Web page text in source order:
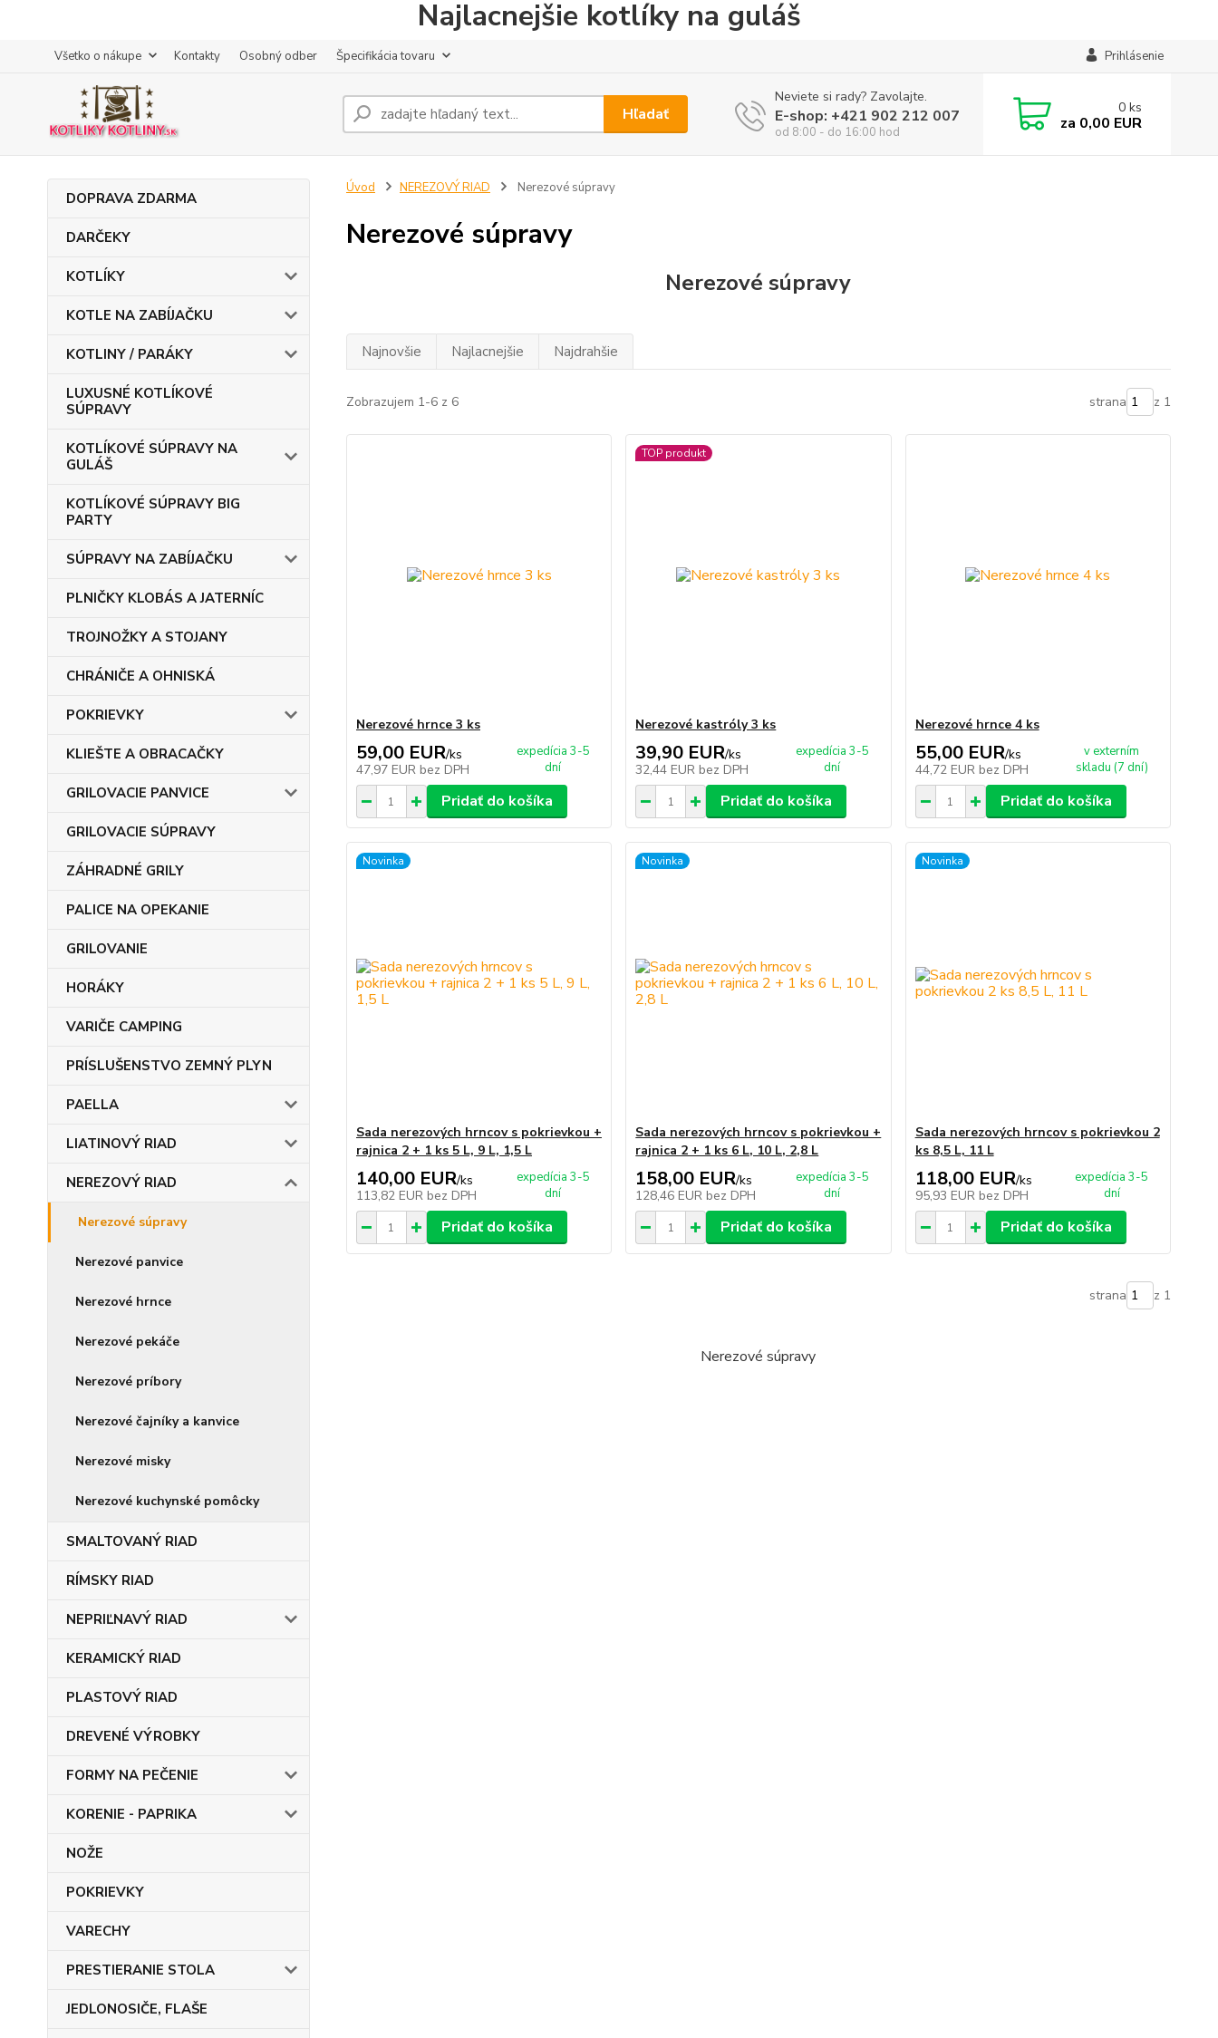
Najlacnejšie kotlíky na guláš
Všetko o nákupe Kontakty Osobný odber Špecifikácia tovaru Prihlásenie
Hľadať
Neviete si rady? Zavolajte.
E-shop: +421 902 212 007
od 8:00 - do 16:00 hod
0 ks
za 0,00 EUR
DOPRAVA ZDARMA
DARČEKY
KOTLÍKY
KOTLE NA ZABÍJAČKU
KOTLINY / PARÁKY
LUXUSNÉ KOTLÍKOVÉ
SÚPRAVY
KOTLÍKOVÉ SÚPRAVY NA
GULÁŠ
KOTLÍKOVÉ SÚPRAVY BIG
PARTY
SÚPRAVY NA ZABÍJAČKU
PLNIČKY KLOBÁS A JATERNÍC
TROJNOŽKY A STOJANY
CHRÁNIČE A OHNISKÁ
POKRIEVKY
KLIEŠTE A OBRACAČKY
GRILOVACIE PANVICE
GRILOVACIE SÚPRAVY
ZÁHRADNÉ GRILY
PALICE NA OPEKANIE
GRILOVANIE
HORÁKY
VARIČE CAMPING
PRÍSLUŠENSTVO ZEMNÝ PLYN
PAELLA
LIATINOVÝ RIAD
NEREZOVÝ RIAD
Nerezové súpravy
Nerezové panvice
Nerezové hrnce
Nerezové pekáče
Nerezové príbory
Nerezové čajníky a kanvice
Nerezové misky
Nerezové kuchynské pomôcky
SMALTOVANÝ RIAD
RÍMSKY RIAD
NEPRIĽNAVÝ RIAD
KERAMICKÝ RIAD
PLASTOVÝ RIAD
DREVENÉ VÝROBKY
FORMY NA PEČENIE
KORENIE - PAPRIKA
NOŽE
POKRIEVKY
VARECHY
PRESTIERANIE STOLA
JEDLONOSIČE, FLAŠE
Úvod NEREZOVÝ RIAD Nerezové súpravy
Nerezové súpravy
Nerezové súpravy
Najnovšie Najlacnejšie Najdrahšie
Zobrazujem 1-6 z 6 strana z 1
Nerezové hrnce 3 ks
59,00 EUR/ks
47,97 EUR bez DPH
expedícia 3-5
dní
Pridať do košíka
TOP produkt
Nerezové kastróly 3 ks
39,90 EUR/ks
32,44 EUR bez DPH
expedícia 3-5
dní
Pridať do košíka
Nerezové hrnce 4 ks
55,00 EUR/ks
44,72 EUR bez DPH
v externím
skladu (7 dní)
Pridať do košíka
Novinka
Sada nerezových hrncov s pokrievkou +
rajnica 2 + 1 ks 5 L, 9 L, 1,5 L
140,00 EUR/ks
113,82 EUR bez DPH
expedícia 3-5
dní
Pridať do košíka
Novinka
Sada nerezových hrncov s pokrievkou +
rajnica 2 + 1 ks 6 L, 10 L, 2,8 L
158,00 EUR/ks
128,46 EUR bez DPH
expedícia 3-5
dní
Pridať do košíka
Novinka
Sada nerezových hrncov s pokrievkou 2
ks 8,5 L, 11 L
118,00 EUR/ks
95,93 EUR bez DPH
expedícia 3-5
dní
Pridať do košíka
strana z 1
Nerezové súpravy